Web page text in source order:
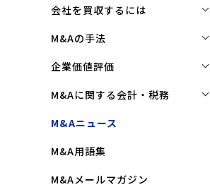
会社を売却(譲渡)するには
M&Aで売れる会社の条件とは
M&Aで買い手はここを見る
会社を買収するには
会社を買収するには
企業買収を成功させるポイント
買収監査(デューディリジェン
ス)とは
クロージングと引継ぎ
企業買収の流れと手順
M&Aの手法
株式譲渡
第三者割当増資
企業価値評価
企業価値評価(バリュエーショ
企業評価と売買価格の違い
中小企業M&Aにおける企業価値
M&Aに関する会計・税務
株式譲渡にかかる税金(個人・
事業譲渡にかかる税金(個人・
法人)
M&Aニュース
M&A用語集
M&Aメールマガジン